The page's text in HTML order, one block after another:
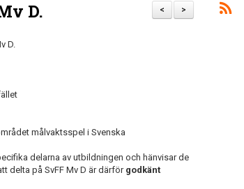
>
<
D.
D.
målvaktsspel i Svenska
delarna av utbildningen och hänvisar de
delta på SvFF Mv D är därför godkänt